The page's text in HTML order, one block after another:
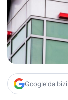
Google'da